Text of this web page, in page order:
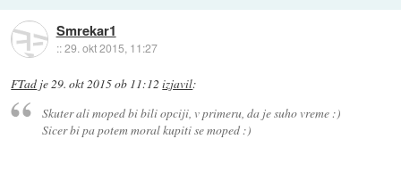
Smrekar1
::29. okt 2015, 11:27
FTad je29. okt 2015 ob 11:12 izjavil:
Skuter ali moped bi bili opciji, v primeru, da je suho vreme :)
Sicer bi pa potem moral kupiti se moped :)